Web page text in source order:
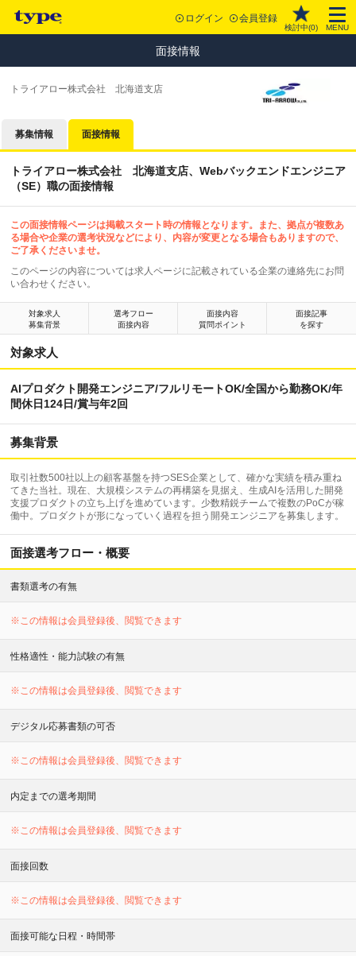
ログイン 会員登録
検討中(0) MENU
面接情報
トライアロー株式会社 北海道支店
募集情報 面接情報
トライアロー株式会社 北海道支店、Webバックエンドエンジニア
（SE）職の面接情報
この面接情報ページは掲載スタート時の情報となります。また、拠点が複数あ
る場合や企業の選考状況などにより、内容が変更となる場合もありますので、
ご了承くださいませ。
このページの内容については求人ページに記載されている企業の連絡先にお問
い合わせください。
対象求人
募集背景
選考フロー
面接内容
面接内容
質問ポイント
面接記事
を探す
対象求人
AIプロダクト開発エンジニア/フルリモートOK/全国から勤務OK/年
間休日124日/賞与年2回
募集背景
取引社数500社以上の顧客基盤を持つSES企業として、確かな実績を積み重ね
てきた当社。現在、大規模システムの再構築を見据え、生成AIを活用した開発
支援プロダクトの立ち上げを進めています。少数精鋭チームで複数のPoCが稼
働中。プロダクトが形になっていく過程を担う開発エンジニアを募集します。
面接選考フロー・概要
書類選考の有無
※この情報は会員登録後、閲覧できます
性格適性・能力試験の有無
※この情報は会員登録後、閲覧できます
デジタル応募書類の可否
※この情報は会員登録後、閲覧できます
内定までの選考期間
※この情報は会員登録後、閲覧できます
面接回数
※この情報は会員登録後、閲覧できます
面接可能な日程・時間帯